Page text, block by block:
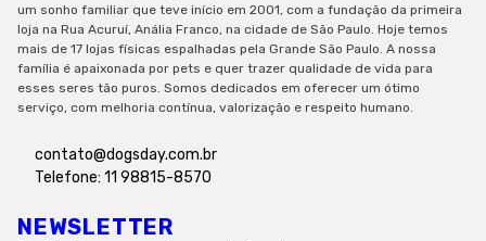
um sonho familiar que teve início em 2001, com a fundação da primeira
loja na Rua Acuruí, Anália Franco, na cidade de São Paulo. Hoje temos
mais de 17 lojas físicas espalhadas pela Grande São Paulo. A nossa
família é apaixonada por pets e quer trazer qualidade de vida para
esses seres tão puros. Somos dedicados em oferecer um ótimo
serviço, com melhoria contínua, valorização e respeito humano.
contato@dogsday.com.br
Telefone: 11 98815-8570
NEWSLETTER